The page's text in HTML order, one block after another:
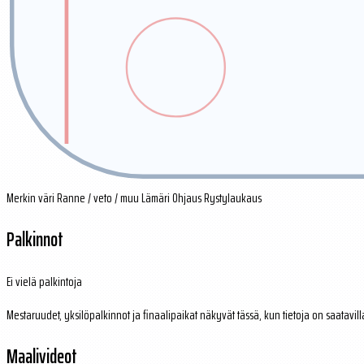
Merkin väriRanne / veto / muuLämäriOhjausRystylaukaus
Palkinnot
Ei vielä palkintoja
Mestaruudet, yksilöpalkinnot ja finaalipaikat näkyvät tässä, kun tietoja on
Maalivideot